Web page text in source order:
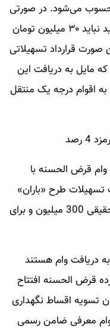
می‌شود. در صورتی
که مایل به دریافت این تسهیلات باشید نباید ۳۰ میلیون تومان
صورت قرارداد تسهیلاتی
مایل به دریافت این
به اقوام درجه یک منتقل
قرض الحسنه با
طرح «باران»
را دارند. سقف این وام برای اشخاص حقیقی 300 میلیون و برای
دریافت وام هستند
قرض الحسنه افتتاح
تا زمان تسویه اقساط نگهداری
معرفی ضامن رسمی